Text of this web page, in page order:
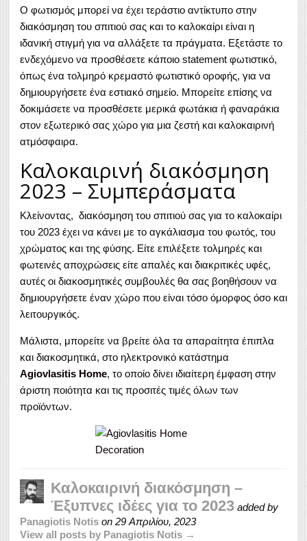
Ο φωτισμός μπορεί να έχει τεράστιο αντίκτυπο στην
διακόσμηση του σπιτιού σας και το καλοκαίρι είναι η
ιδανική στιγμή για να αλλάξετε τα πράγματα. Εξετάστε το
ενδεχόμενο να προσθέσετε κάποιο statement φωτιστικό,
όπως ένα τολμηρό κρεμαστό φωτιστικό οροφής, για να
δημιουργήσετε ένα εστιακό σημείο. Μπορείτε επίσης να
δοκιμάσετε να προσθέσετε μερικά φωτάκια ή φαναράκια
στον εξωτερικό σας χώρο για μια ζεστή και καλοκαιρινή
ατμόσφαιρα.
Καλοκαιρινή διακόσμηση
2023 – Συμπεράσματα
Κλείνοντας, διακόσμηση του σπιτιού σας για το καλοκαίρι
του 2023 έχει να κάνει με το αγκάλιασμα του φωτός, του
χρώματος και της φύσης. Είτε επιλέξετε τολμηρές και
φωτεινές αποχρώσεις είτε απαλές και διακριτικές υφές,
αυτές οι διακοσμητικές συμβουλές θα σας βοηθήσουν να
δημιουργήσετε έναν χώρο που είναι τόσο όμορφος όσο και
λειτουργικός.
Μάλιστα, μπορείτε να βρείτε όλα τα απαραίτητα έπιπλα
και διακοσμητικά, στο ηλεκτρονικό κατάστημα
Agiovlasitis Home, το οποίο δίνει ιδιαίτερη έμφαση στην
άριστη ποιότητα και τις προσιτές τιμές όλων των
προϊόντων.
Καλοκαιρινή διακόσμηση –
Έξυπνες ιδέες για το 2023 added by
Panagiotis Notis on 29 Απριλίου, 2023
View all posts by Panagiotis Notis →